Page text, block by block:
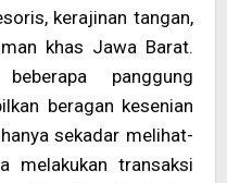
kerajinan tangan,
khas Jawa Barat.
panggung
beragan kesenian
sekadar melihat-
melakukan transaksi